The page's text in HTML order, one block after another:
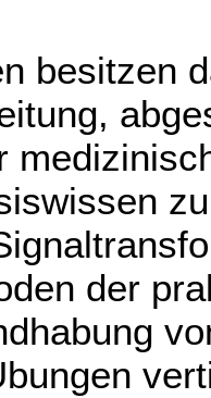
besitzen
der